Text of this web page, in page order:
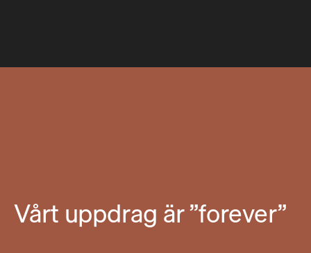
Vårt uppdrag är ”forever”